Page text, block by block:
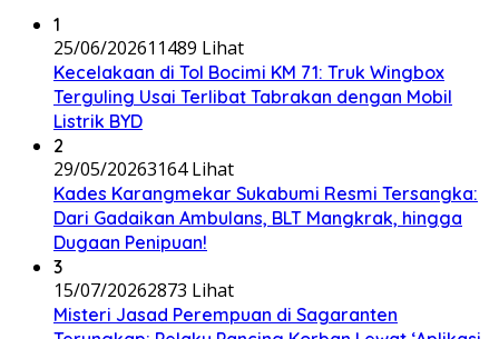
1
25/06/202611489 Lihat
Kecelakaan di Tol Bocimi KM 71: Truk Wingbox
Terguling Usai Terlibat Tabrakan dengan Mobil
Listrik BYD
2
29/05/20263164 Lihat
Kades Karangmekar Sukabumi Resmi Tersangka:
Dari Gadaikan Ambulans, BLT Mangkrak, hingga
Dugaan Penipuan!
3
15/07/20262873 Lihat
Misteri Jasad Perempuan di Sagaranten